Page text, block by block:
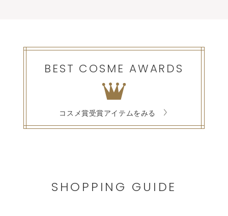
BEST COSME AWARDS
コスメ賞受賞アイテムをみる
SHOPPING GUIDE